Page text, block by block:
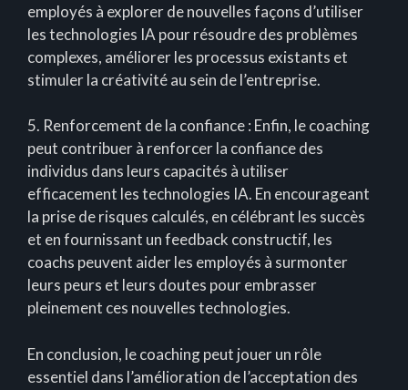
employés à explorer de nouvelles façons d’utiliser
les technologies IA pour résoudre des problèmes
complexes, améliorer les processus existants et
stimuler la créativité au sein de l’entreprise.
5. Renforcement de la confiance : Enfin, le coaching
peut contribuer à renforcer la confiance des
individus dans leurs capacités à utiliser
efficacement les technologies IA. En encourageant
la prise de risques calculés, en célébrant les succès
et en fournissant un feedback constructif, les
coachs peuvent aider les employés à surmonter
leurs peurs et leurs doutes pour embrasser
pleinement ces nouvelles technologies.
En conclusion, le coaching peut jouer un rôle
essentiel dans l’amélioration de l’acceptation des